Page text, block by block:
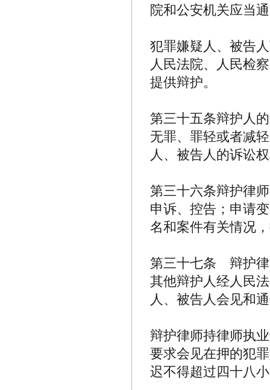
院和公安机关应当
犯罪嫌疑人、被告
人民法院、人民检
提供辩护。
第三十五条辩护人
无罪、罪轻或者减
人、被告人的诉讼
第三十六条辩护律
申诉、控告；申请
名和案件有关情况
第三十七条 辩护律
其他辩护人经人民
人、被告人会见和
辩护律师持律师执
要求会见在押的犯
迟不得超过四十八